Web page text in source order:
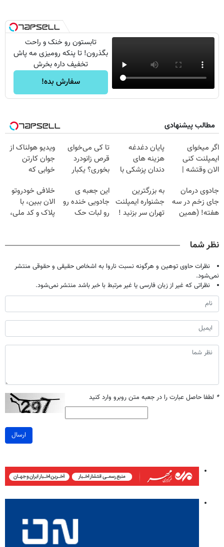
تابستون رو خنک و راحت
بگذرون! تا پنکه رومیزی مه پاش
تخفیف داره بخرش
سفارش بده!
مطالب پیشنهادی
اگر میخوای
ایمپلنت کنی
الان وقتشه |
میلیون تومان!!!
پایان دغدغه
هزینه های
دندان پزشکی با
خانگی
تا کی می‌خوای
قرص زانودرد
بخوری؟ یکبار
کن
ویدیو هولناک از
جوان کارتن
خوابی که
آموزش رایگان
جادوی درمان
جای زخم در سه
هفته! (همین
به بزرگترین
جشنواره ایمپلنت
تهران سر بزنید !
این جعبه ی
جادویی خنده رو
رو لبات حک
خلافی خودروتو
الان ببین، با
پلاک و کد ملی،
نظر شما
نظرات حاوی توهین و هرگونه نسبت ناروا به اشخاص حقیقی و حقوقی منتشر
نمی‌شود.
نظراتی که غیر از زبان فارسی یا غیر مرتبط با خبر باشد منتشر نمی‌شود.
* لطفا حاصل عبارت را در جعبه متن روبرو وارد کنید
ارسال